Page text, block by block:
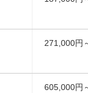
271,000円
605,000円